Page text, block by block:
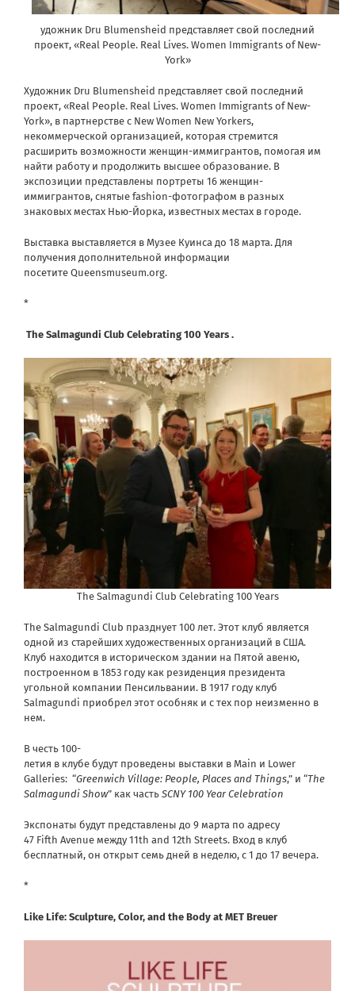
удожник Dru Blumensheid представляет свой последний
проект, «Real People. Real Lives. Women Immigrants of New-
York»
Художник Dru Blumensheid представляет свой последний
проект, «Real People. Real Lives. Women Immigrants of New-
York», в партнерстве с New Women New Yorkers,
некоммерческой организацией, которая стремится
расширить возможности женщин-иммигрантов, помогая им
найти работу и продолжить высшее образование. В
экспозиции представлены портреты 16 женщин-
иммигрантов, снятые fashion-фотографом в разных
знаковых местах Нью-Йорка, известных местах в городе.
Выставка выставляется в Музее Куинса до 18 марта. Для
получения дополнительной информации
посетите Queensmuseum.org.
*
The Salmagundi Club Celebrating 100 Years .
The Salmagundi Club Celebrating 100 Years
The Salmagundi Club празднует 100 лет. Этот клуб является
одной из старейших художественных организаций в США.
Клуб находится в историческом здании на Пятой авеню,
построенном в 1853 году как резиденция президента
угольной компании Пенсильвании. В 1917 году клуб
Salmagundi приобрел этот особняк и с тех пор неизменно в
нем.
В честь 100-
летия в клубе будут проведены выставки в Main и Lower
Galleries: “Greenwich Village: People, Places and Things,” и “The
Salmagundi Show” как часть SCNY 100 Year Celebration
Экспонаты будут представлены до 9 марта по адресу
47 Fifth Avenue между 11th and 12th Streets. Вход в клуб
бесплатный, он открыт семь дней в неделю, с 1 до 17 вечера.
*
Like Life: Sculpture, Color, and the Body at MET Breuer